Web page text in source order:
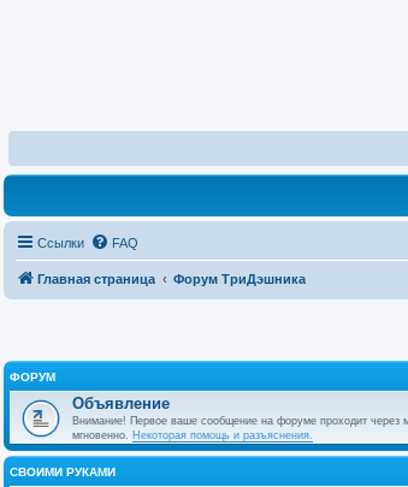
Ссылки FAQ
Главная страница Форум ТриДэшника
ФОРУМ
Объявление
Внимание! Первое ваше сообщение на форуме проходит через
мгновенно. Некоторая помощь и разъяснения.
СВОИМИ РУКАМИ